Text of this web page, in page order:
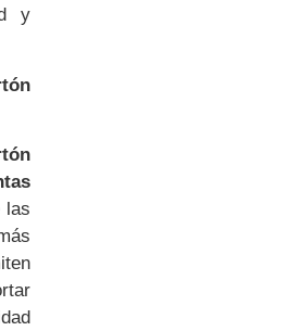
y
las